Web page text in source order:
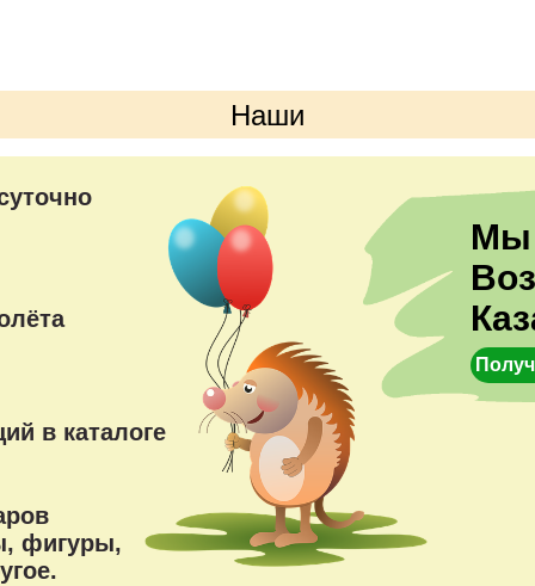
Наши
преимущества
Мы
в каталоге
фигуры,